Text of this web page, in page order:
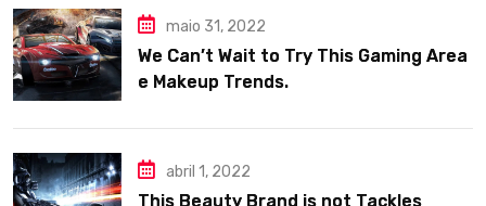
maio 31, 2022
We Can’t Wait to Try This Gaming Area
e Makeup Trends.
abril 1, 2022
This Beauty Brand is not Tackles